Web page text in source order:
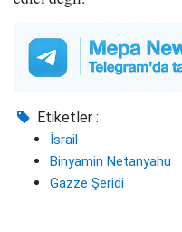
Etiketler :
İsrail
Binyamin Netanyahu
Gazze Şeridi